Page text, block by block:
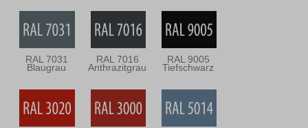
RAL 7031
Blaugrau
RAL 7016
Anthrazitgrau
RAL 9005
Tiefschwarz